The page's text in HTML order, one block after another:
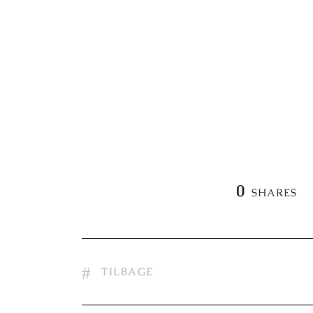
0 SHARES
TILBAGE